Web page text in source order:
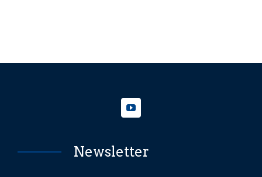
Newsletter